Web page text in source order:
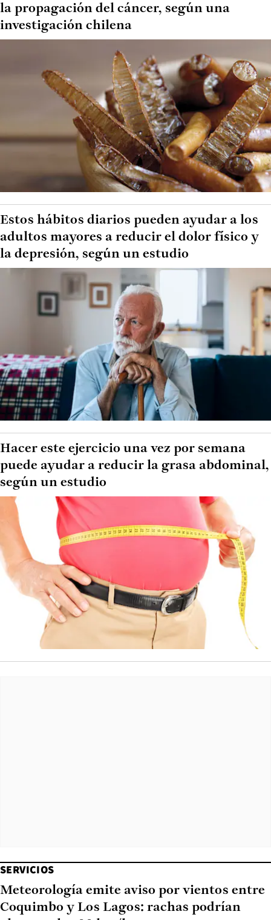
la propagación del cáncer, según una
investigación chilena
Estos hábitos diarios pueden ayudar a los
adultos mayores a reducir el dolor físico y
la depresión, según un estudio
Hacer este ejercicio una vez por semana
puede ayudar a reducir la grasa abdominal,
según un estudio
SERVICIOS
Meteorología emite aviso por vientos entre
Coquimbo y Los Lagos: rachas podrían